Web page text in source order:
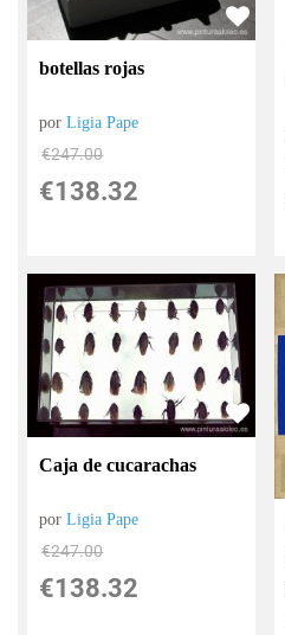
botellas rojas
porLigia Pape
€247.00
€138.32
Caja de cucarachas
porLigia Pape
€247.00
€138.32